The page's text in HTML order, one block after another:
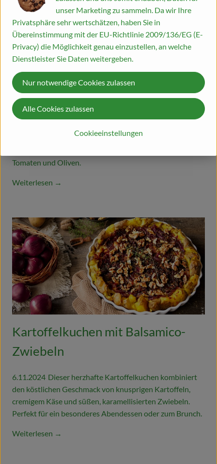
Gefüllter Fenchel
gesundes Gericht von unseren Kolleg:inne der
Tomaten und Oliven.
Weiterlesen →
Kartoffelkuchen mit Balsamico-
Zwiebeln
6.11.2024 Dieser herzhafte Kartoffelkuchen kombiniert
den köstlichen Geschmack von knusprigen Kartoffeln,
cremigem Käse und süßen, karamellisierten Zwiebeln.
Perfekt für ein besonderes Abendessen oder zum Brunch.
Weiterlesen →
unser Marketing zu sammeln. Da wir Ihre
Privatsphäre sehr wertschätzen, haben Sie in
Übereinstimmung mit der EU-Richtlinie 2009/136/EG (E-
Privacy) die Möglichkeit genau einzustellen, an welche
Dienstleister Sie Daten weitergeben.
Cookieeinstellungen
Nur notwendige Cookies zulassen
Alle Cookies zulassen